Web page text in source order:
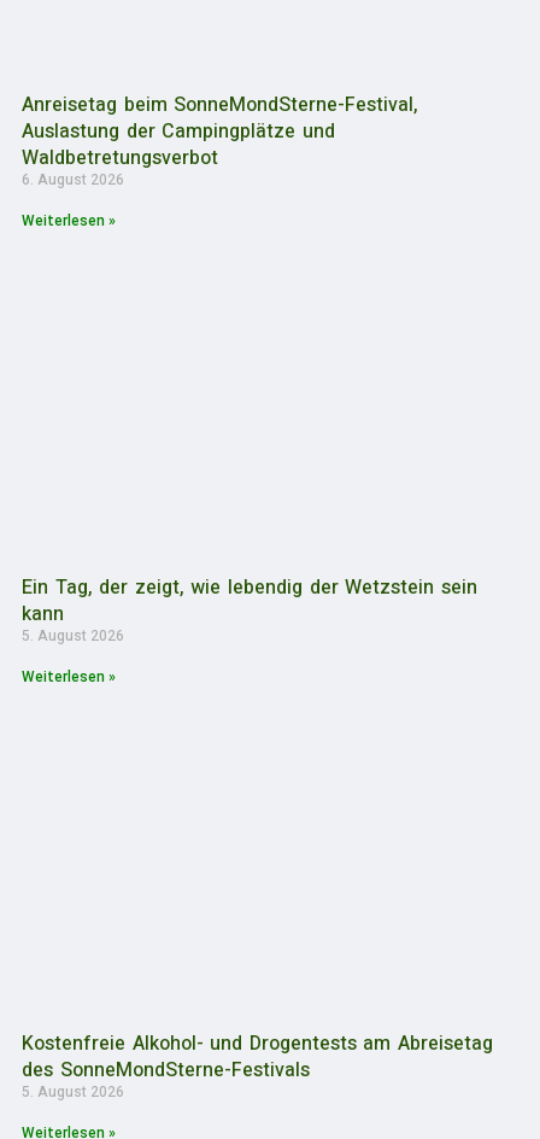
Anreisetag beim SonneMondSterne-Festival,
Auslastung der Campingplätze und
Waldbetretungsverbot
6. August 2026
Weiterlesen »
Ein Tag, der zeigt, wie lebendig der Wetzstein sein
kann
5. August 2026
Weiterlesen »
Kostenfreie Alkohol- und Drogentests am Abreisetag
des SonneMondSterne-Festivals
5. August 2026
Weiterlesen »